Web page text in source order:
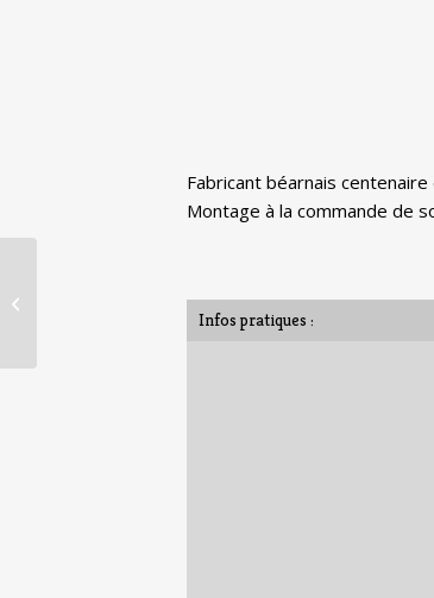
Fabricant béarnais
Montage à la commande de
Infos pratiques :